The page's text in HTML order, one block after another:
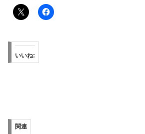
いいね:
関連